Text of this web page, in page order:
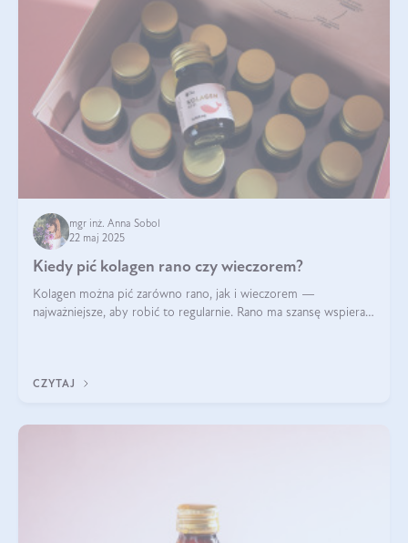
mgr inż. Anna Sobol
22 maj 2025
Kiedy pić kolagen rano czy wieczorem?
Kolagen można pić zarówno rano, jak i wieczorem —
najważniejsze, aby robić to regularnie. Rano ma szansę wspierać
CZYTAJ